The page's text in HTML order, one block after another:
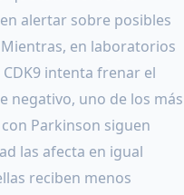
alertar sobre posibles
en laboratorios
intenta frenar el
negativo, uno de los más
Parkinson siguen
las afecta en igual
reciben menos